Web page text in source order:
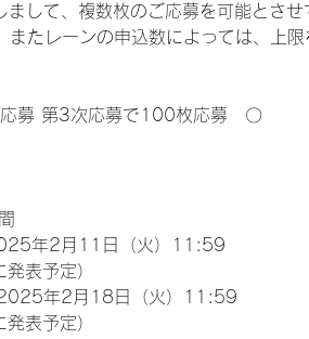
して、複数枚のご応募を可能とさ
たレーンの申込数によっては、上
募 第3次応募で100枚応募　〇
年2月11日（火）11:59
表予定）
年2月18日（火）11:59
表予定）